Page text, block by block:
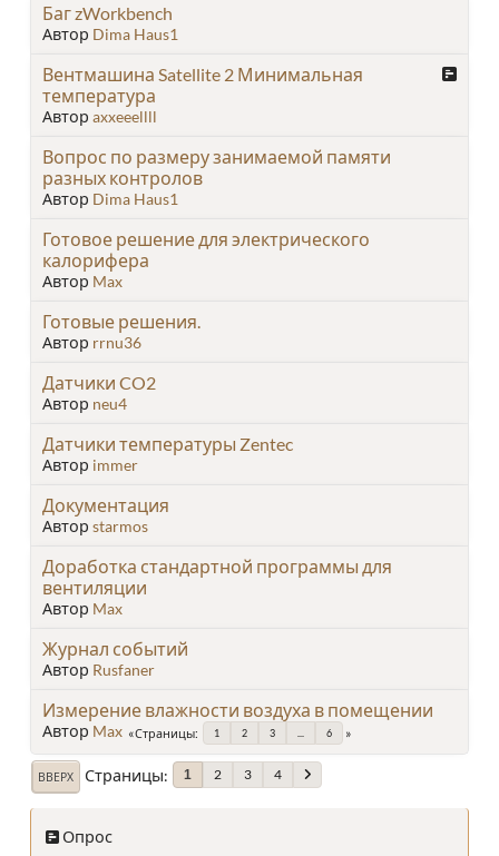
Баг zWorkbench
Автор Dima Haus1
Вентмашина Satellite 2 Минимальная
температура
Автор axxeeellll
Вопрос по размеру занимаемой памяти
разных контролов
Автор Dima Haus1
Готовое решение для электрического
калорифера
Автор Max
Готовые решения.
Автор rrnu36
Датчики CO2
Автор neu4
Датчики температуры Zentec
Автор immer
Документация
Автор starmos
Доработка стандартной программы для
вентиляции
Автор Max
Журнал событий
Автор Rusfaner
Измерение влажности воздуха в помещении
Автор Max Страницы 1 2 3 6
ВВЕРХ Страницы 1 2 3 4
Опрос